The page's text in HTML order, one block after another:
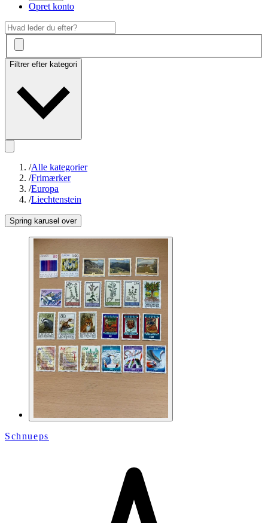
Opret konto
Filtrer efter kategori
/Alle kategorier
/Frimærker
/Europa
/Liechtenstein
Spring karusel over
Schnueps